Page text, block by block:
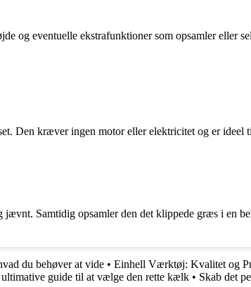
og eventuelle ekstrafunktioner som opsamler eller
Den kræver ingen motor eller elektricitet og er ideel
Samtidig opsamler den det klippede græs i en
du behøver at vide • Einhell Værktøj: Kvalitet og
guide til at vælge den rette kælk • Skab det